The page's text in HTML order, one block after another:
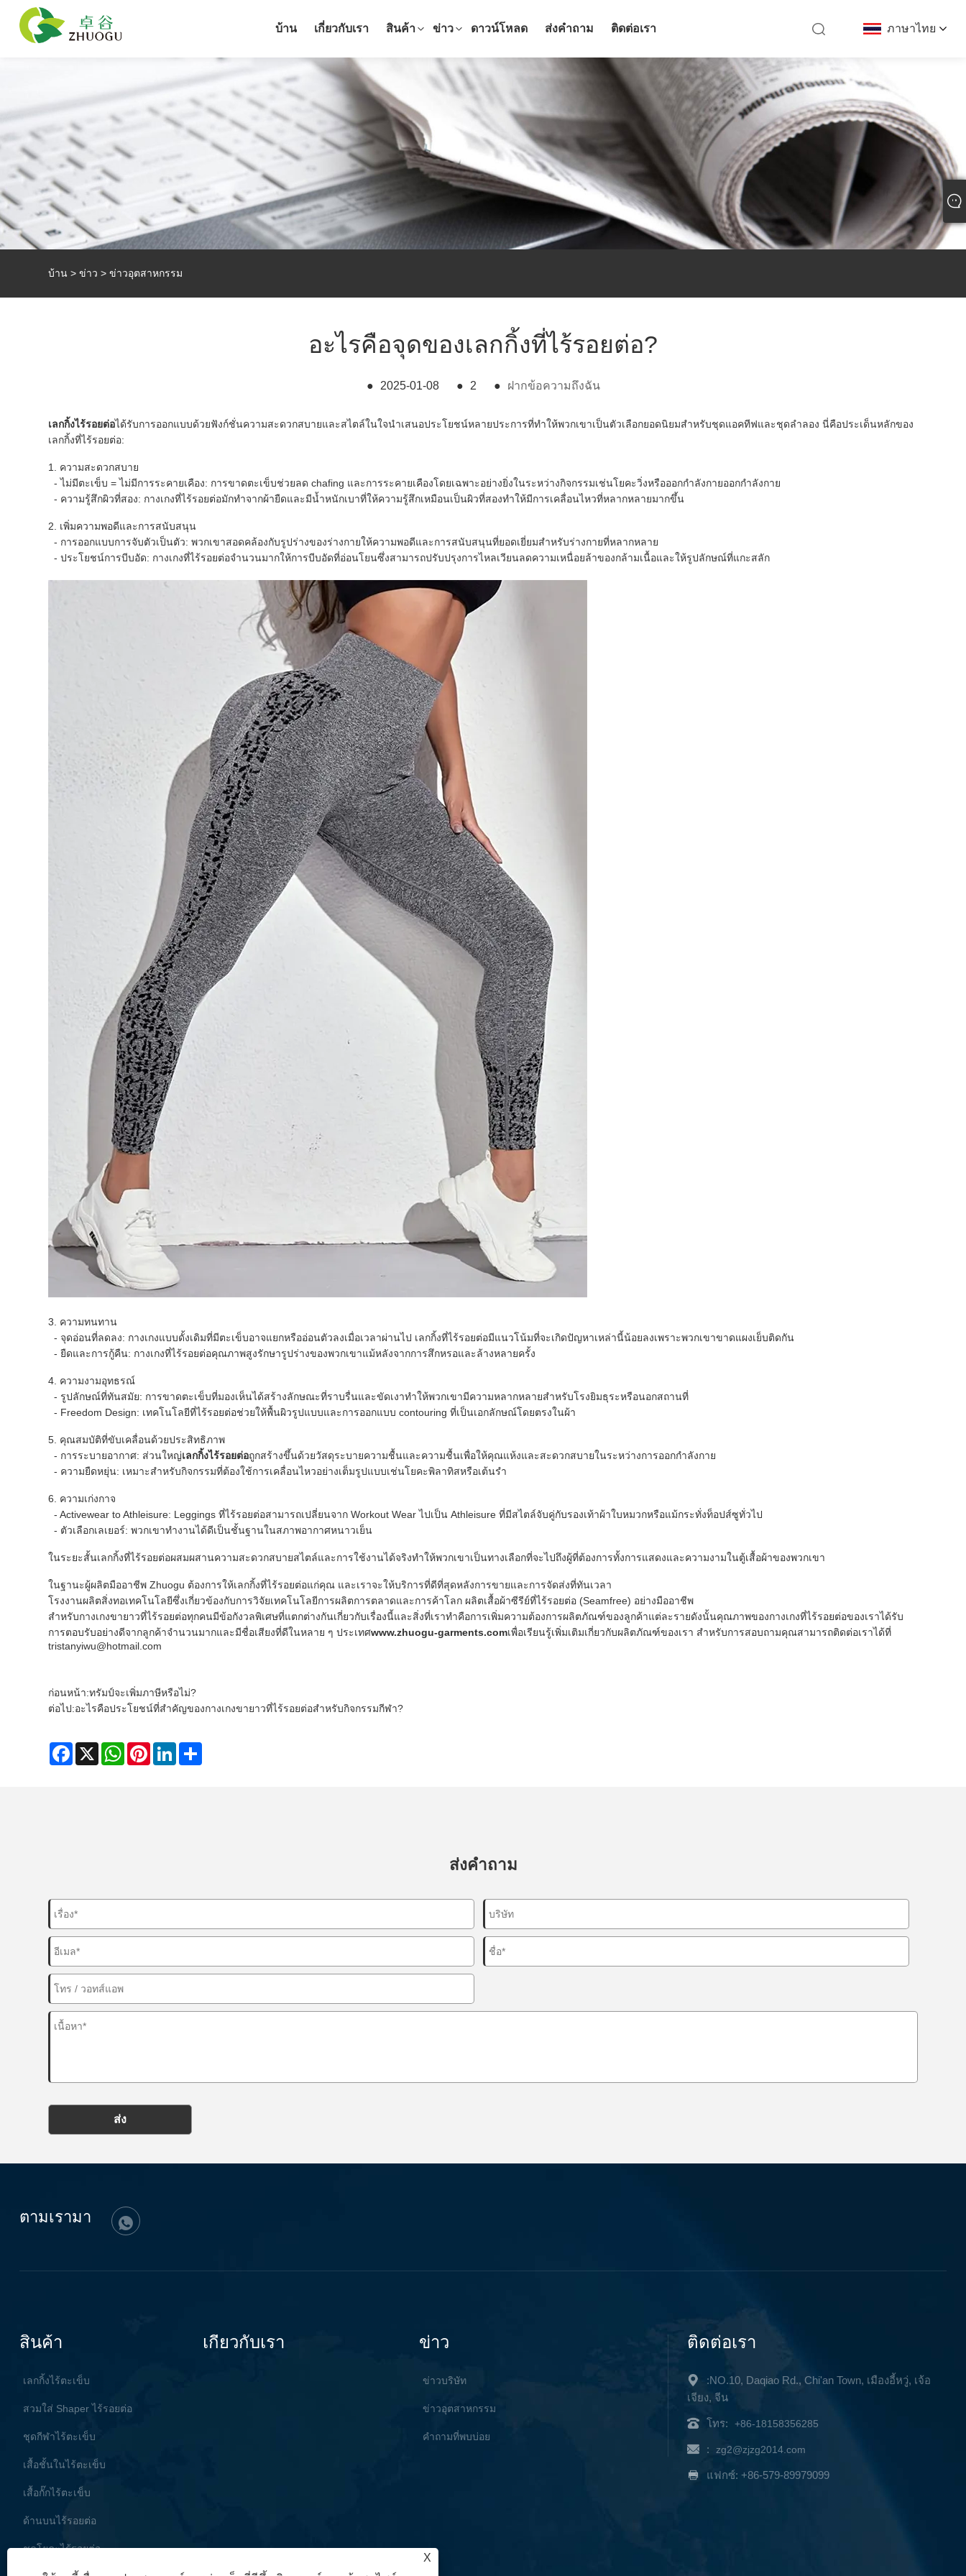
ภาษาไทย
บ้าน เกี่ยวกับเรา สินค้า ข่าว ดาวน์โหลด ส่งคำถาม ติดต่อเรา
บ้าน > ข่าว >ข่าวอุตสาหกรรม
อะไรคือจุดของเลกกิ้งที่ไร้รอยต่อ?
● 2025-01-08 ● 2 ● ฝากข้อความถึงฉัน
เลกกิ้งไร้รอยต่อได้รับการออกแบบด้วยฟังก์ชั่นความสะดวกสบายและสไตล์ในใจนำเสนอประโยชน์หลายประการที่ทำให้พวกเขาเป็นตัวเลือกยอดนิยมสำหรับชุดแอคทีฟและชุดลำลอง นี่คือประเด็นหลักของ
เลกกิ้งที่ไร้รอยต่อ:
1. ความสะดวกสบาย
- ไม่มีตะเข็บ = ไม่มีการระคายเคือง: การขาดตะเข็บช่วยลด chafing และการระคายเคืองโดยเฉพาะอย่างยิ่งในระหว่างกิจกรรมเช่นโยคะวิ่งหรือออกกำลังกายออกกำลังกาย
- ความรู้สึกผิวที่สอง: กางเกงที่ไร้รอยต่อมักทำจากผ้ายืดและมีน้ำหนักเบาที่ให้ความรู้สึกเหมือนเป็นผิวที่สองทำให้มีการเคลื่อนไหวที่หลากหลายมากขึ้น
2. เพิ่มความพอดีและการสนับสนุน
- การออกแบบการจับตัวเป็นตัว: พวกเขาสอดคล้องกับรูปร่างของร่างกายให้ความพอดีและการสนับสนุนที่ยอดเยี่ยมสำหรับร่างกายที่หลากหลาย
- ประโยชน์การบีบอัด: กางเกงที่ไร้รอยต่อจำนวนมากให้การบีบอัดที่อ่อนโยนซึ่งสามารถปรับปรุงการไหลเวียนลดความเหนื่อยล้าของกล้ามเนื้อและให้รูปลักษณ์ที่แกะสลัก
3. ความทนทาน
- จุดอ่อนที่ลดลง: กางเกงแบบดั้งเดิมที่มีตะเข็บอาจแยกหรืออ่อนตัวลงเมื่อเวลาผ่านไป เลกกิ้งที่ไร้รอยต่อมีแนวโน้มที่จะเกิดปัญหาเหล่านี้น้อยลงเพราะพวกเขาขาดแผงเย็บติดกัน
- ยืดและการกู้คืน: กางเกงที่ไร้รอยต่อคุณภาพสูงรักษารูปร่างของพวกเขาแม้หลังจากการสึกหรอและล้างหลายครั้ง
4. ความงามอุทธรณ์
- รูปลักษณ์ที่ทันสมัย: การขาดตะเข็บที่มองเห็นได้สร้างลักษณะที่ราบรื่นและขัดเงาทำให้พวกเขามีความหลากหลายสำหรับโรงยิมธุระหรือนอกสถานที่
- Freedom Design: เทคโนโลยีที่ไร้รอยต่อช่วยให้พื้นผิวรูปแบบและการออกแบบ contouring ที่เป็นเอกลักษณ์โดยตรงในผ้า
5. คุณสมบัติที่ขับเคลื่อนด้วยประสิทธิภาพ
- การระบายอากาศ: ส่วนใหญ่เลกกิ้งไร้รอยต่อถูกสร้างขึ้นด้วยวัสดุระบายความชื้นและความชื้นเพื่อให้คุณแห้งและสะดวกสบายในระหว่างการออกกำลังกาย
- ความยืดหยุ่น: เหมาะสำหรับกิจกรรมที่ต้องใช้การเคลื่อนไหวอย่างเต็มรูปแบบเช่นโยคะพิลาทิสหรือเต้นรำ
6. ความเก่งกาจ
- Activewear to Athleisure: Leggings ที่ไร้รอยต่อสามารถเปลี่ยนจาก Workout Wear ไปเป็น Athleisure ที่มีสไตล์จับคู่กับรองเท้าผ้าใบหมวกหรือแม้กระทั่งท็อปส์ซูทั่วไป
- ตัวเลือกเลเยอร์: พวกเขาทำงานได้ดีเป็นชั้นฐานในสภาพอากาศหนาวเย็น
ในระยะสั้นเลกกิ้งที่ไร้รอยต่อผสมผสานความสะดวกสบายสไตล์และการใช้งานได้จริงทำให้พวกเขาเป็นทางเลือกที่จะไปถึงผู้ที่ต้องการทั้งการแสดงและความงามในตู้เสื้อผ้าของพวกเขา
ในฐานะผู้ผลิตมืออาชีพ Zhuogu ต้องการให้เลกกิ้งที่ไร้รอยต่อแก่คุณ และเราจะให้บริการที่ดีที่สุดหลังการขายและการจัดส่งที่ทันเวลา
โรงงานผลิตสิ่งทอเทคโนโลยีซึ่งเกี่ยวข้องกับการวิจัยเทคโนโลยีการผลิตการตลาดและการค้าโลก ผลิตเสื้อผ้าซีรีย์ที่ไร้รอยต่อ (Seamfree) อย่างมืออาชีพ
สำหรับกางเกงขายาวที่ไร้รอยต่อทุกคนมีข้อกังวลพิเศษที่แตกต่างกันเกี่ยวกับเรื่องนี้และสิ่งที่เราทำคือการเพิ่มความต้องการผลิตภัณฑ์ของลูกค้าแต่ละรายดังนั้นคุณภาพของกางเกงที่ไร้รอยต่อของเราได้รับ
การตอบรับอย่างดีจากลูกค้าจำนวนมากและมีชื่อเสียงที่ดีในหลาย ๆ ประเทศwww.zhuogu-garments.comเพื่อเรียนรู้เพิ่มเติมเกี่ยวกับผลิตภัณฑ์ของเรา สำหรับการสอบถามคุณสามารถติดต่อเราได้ที่
tristanyiwu@hotmail.com
ก่อนหน้า:ทรัมป์จะเพิ่มภาษีหรือไม่?
ต่อไป:อะไรคือประโยชน์ที่สำคัญของกางเกงขายาวที่ไร้รอยต่อสำหรับกิจกรรมกีฬา?
Facebook
X WhatsAppPinterestLinkedIn
ส่งคำถาม
ส่ง
ตามเรามา
สินค้า
เลกกิ้งไร้ตะเข็บ
สวมใส่ Shaper ไร้รอยต่อ
ชุดกีฬาไร้ตะเข็บ
เสื้อชั้นในไร้ตะเข็บ
เสื้อกั๊กไร้ตะเข็บ
ด้านบนไร้รอยต่อ
ชุดโยคะไร้รอยต่อ
เกี่ยวกับเรา ข่าว
ข่าวบริษัท
ข่าวอุตสาหกรรม
คำถามที่พบบ่อย
ติดต่อเรา
:NO.10, Daqiao Rd., Chi'an Town, เมืองอี้หวู่, เจ้อ
เจียง, จีน
โทร: +86-18158356285
: zg2@zjzg2014.com
แฟกซ์: +86-579-89979099
X